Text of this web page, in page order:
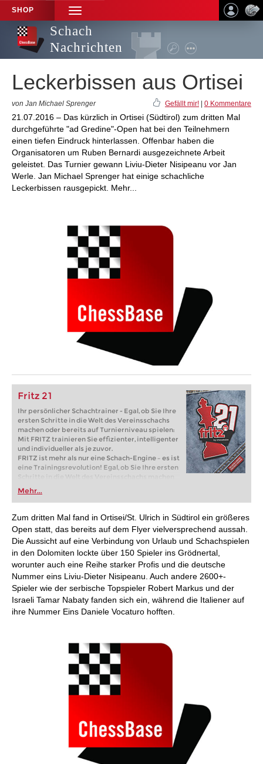
SHOP
TOGGLE
NAVIGATION
Schach
Nachrichten
Leckerbissen aus Ortisei
von Jan Michael Sprenger Gefällt mir! 0 Kommentare
21.07.2016 – Das kürzlich in Ortisei (Südtirol) zum dritten Mal
durchgeführte "ad Gredine"-Open hat bei den Teilnehmern
einen tiefen Eindruck hinterlassen. Offenbar haben die
Organisatoren um Ruben Bernardi ausgezeichnete Arbeit
geleistet. Das Turnier gewann Liviu-Dieter Nisipeanu vor Jan
Werle. Jan Michael Sprenger hat einige schachliche
Leckerbissen rausgepickt. Mehr...
Fritz 21
Ihr persönlicher Schachtrainer - Egal, ob Sie Ihre
ersten Schritte in die Welt des Vereinsschachs
machen oder bereits auf Turnierniveau spielen:
Mit FRITZ trainieren Sie effizienter, intelligenter
und individueller als je zuvor.
FRITZ ist mehr als nur eine Schach-Engine – es ist
eine Trainingsrevolution! Egal, ob Sie Ihre ersten
Schritte in die Welt des Vereinsschachs machen
oder bereits auf Turnierniveau spielen: Mit
FRITZ trainieren Sie effizienter, intelligenter und
individueller als je zuvor.
Mehr...
Zum dritten Mal fand in Ortisei/St. Ulrich in Südtirol ein größeres
Open statt, das bereits auf dem Flyer vielversprechend aussah.
Die Aussicht auf eine Verbindung von Urlaub und Schachspielen
in den Dolomiten lockte über 150 Spieler ins Grödnertal,
worunter auch eine Reihe starker Profis und die deutsche
Nummer eins Liviu-Dieter Nisipeanu. Auch andere 2600+-
Spieler wie der serbische Topspieler Robert Markus und der
Israeli Tamar Nabaty fanden sich ein, während die Italiener auf
ihre Nummer Eins Daniele Vocaturo hofften.